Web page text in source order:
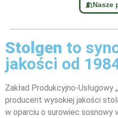
Nasze
Stolgen to
jakości od
Zakład Produkcyjno-
producent wysokiej jakości
w oparciu o surowiec sosnowy